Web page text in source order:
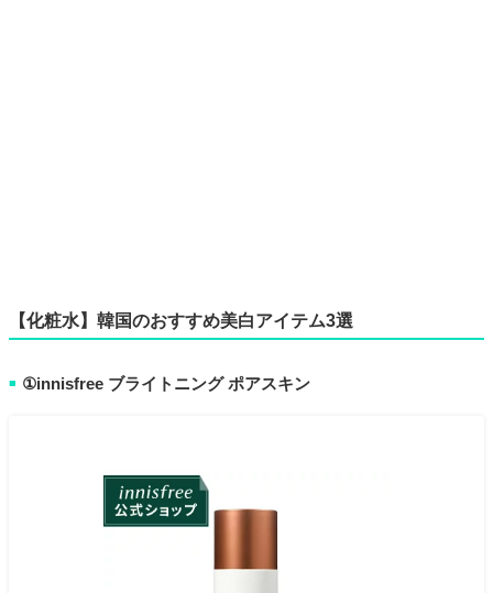
【化粧水】韓国のおすすめ美白アイテム3選
■ ①innisfree ブライトニング ポアスキン